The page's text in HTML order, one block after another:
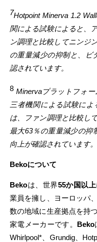
7Hotpoint Minerva 1.2
関による試験によると、
ン調理と比較してニンジ
の重量減少の抑制と、ビ
認されています。
8 Minervaプラットフォ
三者機関による試験に
は、ファン調理と比較し
最大63％の重量減少の抑
向上が確認されています。
Bekoについて
Bekoは、世界55か国以上
業員を擁し、ヨーロッパ
数の地域に生産拠点を持
家電メーカーです。 Beko
Whirlpool*、Grundig、